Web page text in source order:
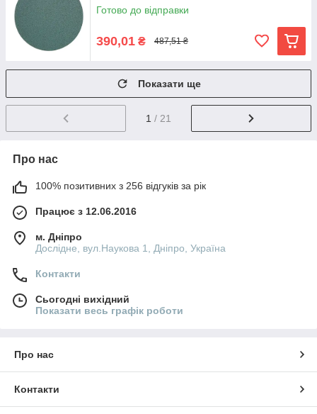
Готово до відправки
390,01 ₴ 487,51 ₴
Показати ще
1 / 21
Про нас
100% позитивних з 256 відгуків за рік
Працює з 12.06.2016
м. Дніпро
Дослідне, вул.Наукова 1, Дніпро, Україна
Контакти
Сьогодні вихідний
Показати весь графік роботи
Про нас
Контакти